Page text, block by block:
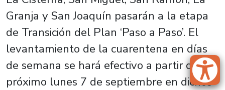
Granja y San Joaquín pasarán a la etapa
de Transición del Plan ‘Paso a Paso’. El
levantamiento de la cuarentena en días
de semana se hará efectivo a partir del
próximo lunes 7 de septiembre en dichos